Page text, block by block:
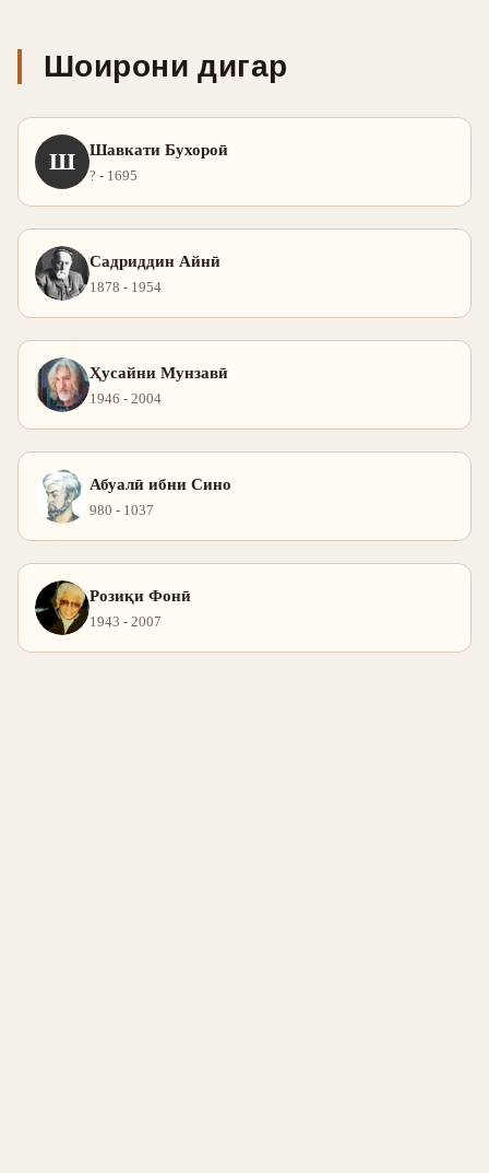
Шоирони дигар
Ш Шавкати Бухороӣ
? - 1695
Садриддин Айнӣ
1878 - 1954
Ҳусайни Мунзавӣ
1946 - 2004
Абуалӣ ибни Сино
980 - 1037
Розиқи Фонӣ
1943 - 2007